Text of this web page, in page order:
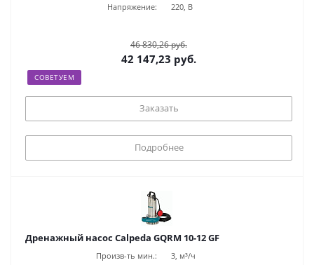
Напряжение:
220, В
46 830,26 руб.
42 147,23 руб.
СОВЕТУЕМ
Заказать
Подробнее
Дренажный насос Calpeda GQRM 10-12 GF
Произв-ть мин.:
3, м³/ч